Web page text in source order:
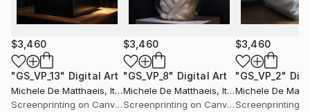
Forme che galleggiano nello spazio evocano
sensazioni fuori dal tempo, ma chiare e ben definite in
un dato luogo.
Forme di un altro tipo, di un altro mondo, che mirano
ad ampliare la percezione tipica e quotidiana, ad
$3,460
"GS_VP_13" Digital Art
Michele De Matthaeis, Italy
Screenprinting on Canvas
$3,460
"GS_VP_8" Digital Art
Michele De Matthaeis, Italy
Screenprinting on Canvas
$3,460
"GS_VP_2"
Michele De